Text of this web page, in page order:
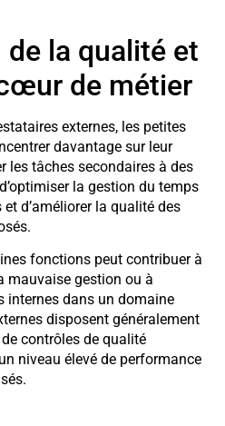
la qualité et
de métier
externes, les petites
davantage sur leur
les tâches secondaires à des
la gestion du temps
d’améliorer la qualité des
fonctions peut contribuer à
mauvaise gestion ou à
internes dans un domaine
disposent généralement
contrôles de qualité
niveau élevé de performance